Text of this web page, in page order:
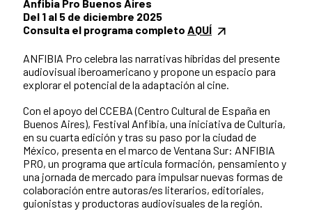
Anfibia Pro Buenos Aires
Del 1 al 5 de diciembre 2025
Consulta el programa completo AQUÍ
ANFIBIA Pro celebra las narrativas híbridas del presente
audiovisual iberoamericano y propone un espacio para
explorar el potencial de la adaptación al cine.
Con el apoyo del CCEBA (Centro Cultural de España en
Buenos Aires), Festival Anfibia, una iniciativa de Culturia,
en su cuarta edición y tras su paso por la ciudad de
México, presenta en el marco de Ventana Sur: ANFIBIA
PRO, un programa que articula formación, pensamiento y
una jornada de mercado para impulsar nuevas formas de
colaboración entre autoras/es literarios, editoriales,
guionistas y productoras audiovisuales de la región.